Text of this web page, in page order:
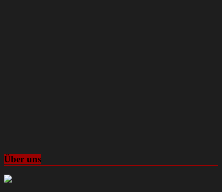
Über uns